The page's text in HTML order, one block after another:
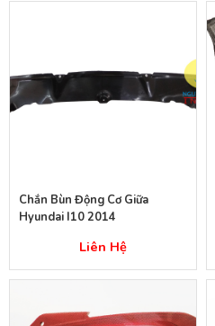
Chắn Bùn Động Cơ Giữa
Hyundai I10 2014
Liên Hệ